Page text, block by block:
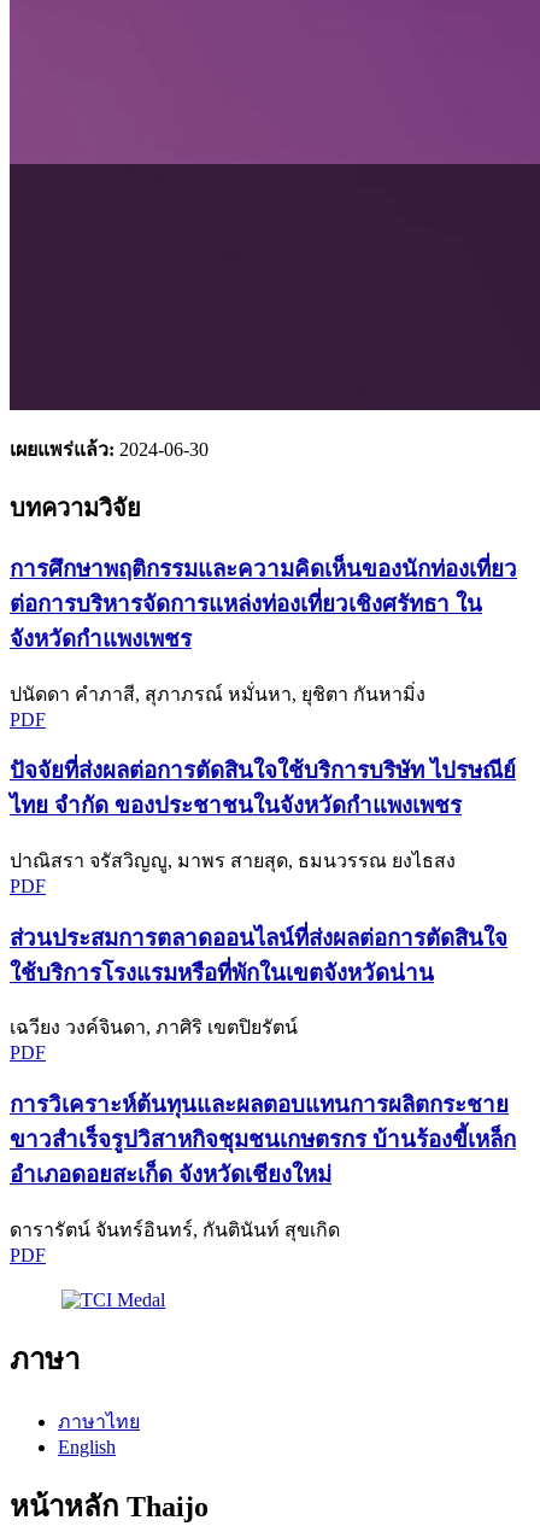
เผยแพร่แล้ว: 2024-06-30
บทความวิจัย
การศึกษาพฤติกรรมและความคิดเห็นของนักท่องเที่ยว
ต่อการบริหารจัดการแหล่งท่องเที่ยวเชิงศรัทธา ใน
จังหวัดกำแพงเพชร
ปนัดดา คำภาสี, สุภาภรณ์ หมั่นหา, ยุชิตา กันหามิ่ง
PDF
ปัจจัยที่ส่งผลต่อการตัดสินใจใช้บริการบริษัท ไปรษณีย์
ไทย จำกัด ของประชาชนในจังหวัดกำแพงเพชร
ปาณิสรา จรัสวิญญู, มาพร สายสุด, ธมนวรรณ ยงไธสง
PDF
ส่วนประสมการตลาดออนไลน์ที่ส่งผลต่อการตัดสินใจ
ใช้บริการโรงแรมหรือที่พักในเขตจังหวัดน่าน
เฉวียง วงค์จินดา, ภาศิริ เขตปิยรัตน์
PDF
การวิเคราะห์ต้นทุนและผลตอบแทนการผลิตกระชาย
ขาวสำเร็จรูปวิสาหกิจชุมชนเกษตรกร บ้านร้องขี้เหล็ก
อำเภอดอยสะเก็ด จังหวัดเชียงใหม่
ดารารัตน์ จันทร์อินทร์, กันตินันท์ สุขเกิด
PDF
ภาษา
ภาษาไทย
English
หน้าหลัก Thaijo